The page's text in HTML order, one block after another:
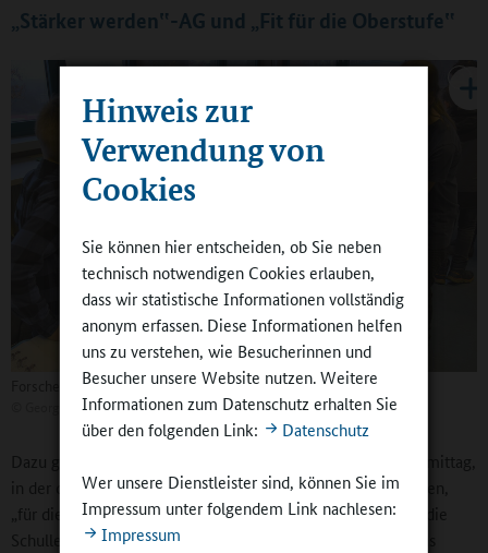
Hinweis zur
Verwendung von
Cookies
Sie können hier entscheiden, ob Sie neben
technisch notwendigen Cookies erlauben,
dass wir statistische Informationen vollständig
anonym erfassen. Diese Informationen helfen
uns zu verstehen, wie Besucherinnen und
Besucher unsere Website nutzen. Weitere
Informationen zum Datenschutz erhalten Sie
über den folgenden Link:
Datenschutz
Wer unsere Dienstleister sind, können Sie im
Impressum unter folgendem Link nachlesen:
Impressum
„Stärker werden‟-AG und „Fit für die Oberstufe‟
Forscherwerkstatt
Georg-Forster-Gesamtschule
Dazu gehören zum Beispiel die Forscherwerkstatt am Nachmittag,
in der die Schülerinnen und Schüler Experimente durchführen,
„für die im Unterricht weder Zeit noch Raum bleiben‟, wie die
Schulleiterin bemerkt. Die SamS-AG, die Sozial-AG oder das